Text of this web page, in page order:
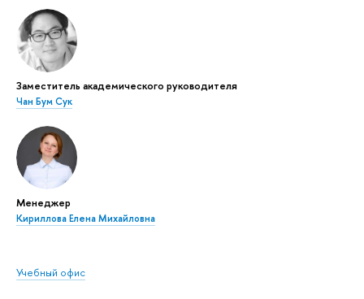
Заместитель академического руководителя
Чан Бум Сук
Менеджер
Кириллова Елена Михайловна
Учебный офис